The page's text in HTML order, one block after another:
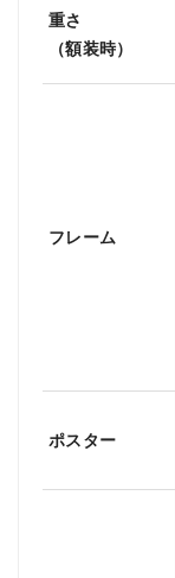
重さ
（額装時）
フレーム
ポスター